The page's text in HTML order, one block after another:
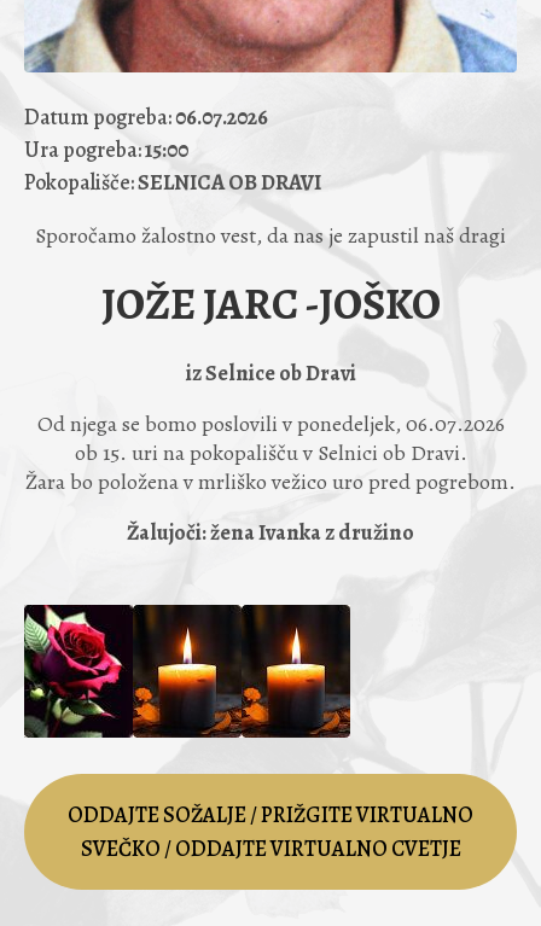
Datum pogreba:06.07.2026
Ura pogreba:15:00
Pokopališče:SELNICA OB DRAVI
Sporočamo žalostno vest, da nas je zapustil naš dragi
JOŽE JARC -JOŠKO
iz Selnice ob Dravi
Od njega se bomo poslovili v ponedeljek, 06.07.2026
ob 15. uri na pokopališču v Selnici ob Dravi.
Žara bo položena v mrliško vežico uro pred pogrebom.
Žalujoči: žena Ivanka z družino
ODDAJTE SOŽALJE / PRIŽGITE VIRTUALNO
SVEČKO / ODDAJTE VIRTUALNO CVETJE